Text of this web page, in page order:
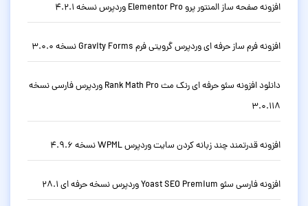
افزونه صفحه ساز المنتور پرو Elementor Pro وردپرس نسخه 4.2.1
افزونه فرم ساز حرفه ای وردپرس گرویتی فرم Gravity Forms نسخه 3.0.0
دانلود افزونه سئو حرفه ای رنک مث Rank Math Pro وردپرس فارسی نسخه
3.0.118
افزونه قدرتمند چند زبانه کردن سایت وردپرس WPML نسخه 4.9.6
افزونه فارسی سئو Yoast SEO Premium وردپرس نسخه حرفه ای 28.1